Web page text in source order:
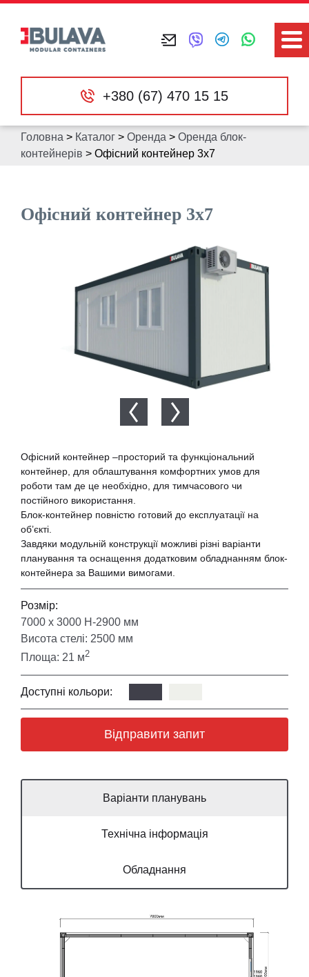
+380 (67) 470 15 15
Головна > Каталог > Оренда > Оренда блок-
контейнерів > Офісний контейнер 3х7
Офісний контейнер 3х7
Офісний контейнер –просторий та функціональний
контейнер, для облаштування комфортних умов для
роботи там де це необхідно, для тимчасового чи
постійного використання.
Блок-контейнер повністю готовий до експлуатації на
об’єкті.
Завдяки модульній конструкції можливі різні варіанти
планування та оснащення додатковим обладнанням блок-
контейнера за Вашими вимогами.
Розмір:
7000 х 3000 Н-2900 мм
Висота стелі: 2500 мм
Площа: 21 м2
Доступні кольори:
Відправити запит
Варіанти планувань
Технічна інформація
Обладнання